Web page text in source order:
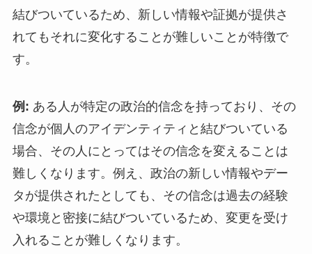
結びついているため、新しい情報や証拠が提供さ
れてもそれに変化することが難しいことが特徴で
す。
例: ある人が特定の政治的信念を持っており、その
信念が個人のアイデンティティと結びついている
場合、その人にとってはその信念を変えることは
難しくなります。例え、政治の新しい情報やデー
タが提供されたとしても、その信念は過去の経験
や環境と密接に結びついているため、変更を受け
入れることが難しくなります。